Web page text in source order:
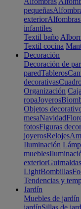
pequeñas
exterior
infantiles
Textil baño
Textil cocina
Decoración
Decoración de
paredTableros
decorativas
Organización
ropaJoyeros
Objetos
mesaNavidad
fotosFiguras
joyerosRelojes
Iluminación
muebles
exteriorGuirnaldas
LightBombillas
Tendencias y
Jardín
Muebles de jardín
jardínSillas de